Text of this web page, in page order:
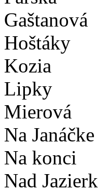
Gaštanová
Hoštáky
Kozia
Lipky
Mierová
Na Janáčke
Na konci
Nad